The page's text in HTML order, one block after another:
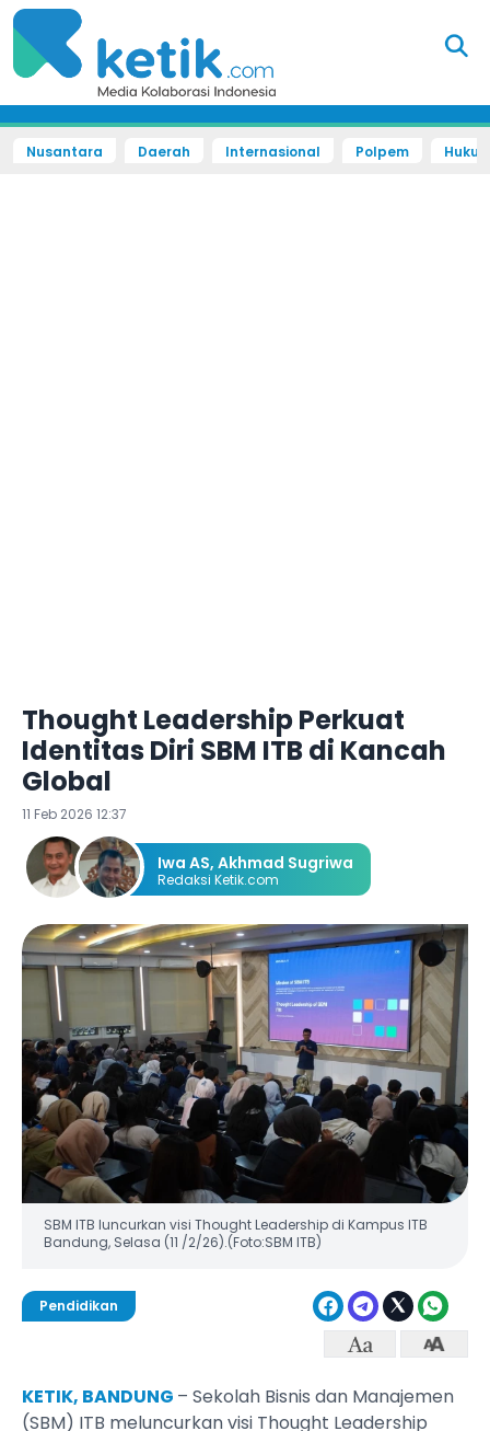
Nusantara Daerah Internasional Polpem
Thought Leadership Perkuat
Identitas Diri SBM ITB di Kancah
Global
11 Feb 2026 12:37
Iwa AS, Akhmad Sugriwa
Redaksi Ketik.com
SBM ITB luncurkan visi Thought Leadership di Kampus ITB
Bandung, Selasa (11 /2/26).(Foto:SBM ITB)
Pendidikan
KETIK, BANDUNG – Sekolah Bisnis dan Manajemen
(SBM) ITB meluncurkan visi Thought Leadership